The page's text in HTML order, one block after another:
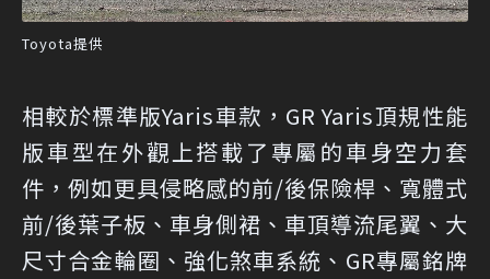
Toyota提供
相較於標準版Yaris車款，GR Yaris頂規性能
版車型在外觀上搭載了專屬的車身空力套
件，例如更具侵略感的前/後保險桿、寬體式
前/後葉子板、車身側裙、車頂導流尾翼、大
尺寸合金輪圈、強化煞車系統、GR專屬銘牌